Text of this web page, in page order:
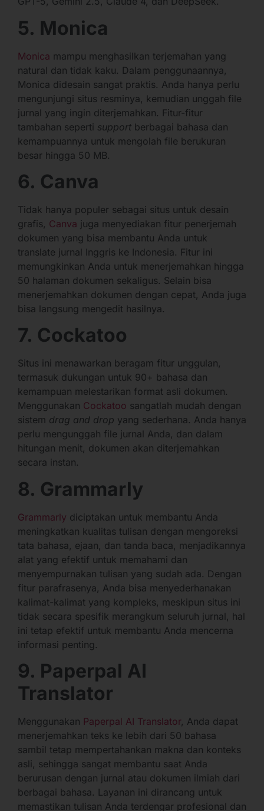
5. Monica
Monica mampu menghasilkan terjemahan yang
natural dan tidak kaku. Dalam penggunaannya,
Monica didesain sangat praktis. Anda hanya perlu
mengunjungi situs resminya, kemudian unggah file
jurnal yang ingin diterjemahkan. Fitur-fitur
tambahan seperti support berbagai bahasa dan
kemampuannya untuk mengolah file berukuran
besar hingga 50 MB.
6. Canva
Tidak hanya populer sebagai situs untuk desain
grafis, Canva juga menyediakan fitur penerjemah
dokumen yang bisa membantu Anda untuk
translate jurnal Inggris ke Indonesia. Fitur ini
memungkinkan Anda untuk menerjemahkan hingga
50 halaman dokumen sekaligus. Selain bisa
menerjemahkan dokumen dengan cepat, Anda juga
bisa langsung mengedit hasilnya.
7. Cockatoo
Situs ini menawarkan beragam fitur unggulan,
termasuk dukungan untuk 90+ bahasa dan
kemampuan melestarikan format asli dokumen.
Menggunakan Cockatoo sangatlah mudah dengan
sistem drag and drop yang sederhana. Anda hanya
perlu mengunggah file jurnal Anda, dan dalam
hitungan menit, dokumen akan diterjemahkan
secara instan.
8. Grammarly
Grammarly diciptakan untuk membantu Anda
meningkatkan kualitas tulisan dengan mengoreksi
tata bahasa, ejaan, dan tanda baca, menjadikannya
alat yang efektif untuk memahami dan
menyempurnakan tulisan yang sudah ada. Dengan
fitur parafrasenya, Anda bisa menyederhanakan
kalimat-kalimat yang kompleks, meskipun situs ini
tidak secara spesifik merangkum seluruh jurnal, hal
ini tetap efektif untuk membantu Anda mencerna
informasi penting.
9. Paperpal AI
Translator
Menggunakan Paperpal AI Translator, Anda dapat
menerjemahkan teks ke lebih dari 50 bahasa
sambil tetap mempertahankan makna dan konteks
asli, sehingga sangat membantu saat Anda
berurusan dengan jurnal atau dokumen ilmiah dari
berbagai bahasa. Layanan ini dirancang untuk
memastikan tulisan Anda terdengar profesional dan